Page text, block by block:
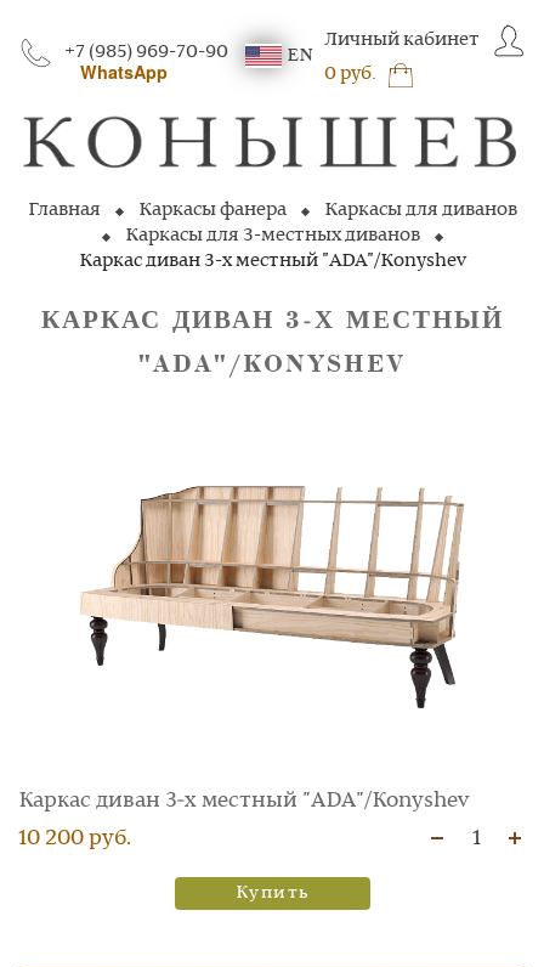
+7 (985) 969-70-90
WhatsApp
EN
Личный кабинет
0 руб.
Главная Каркасы фанера
Каркасы для диванов
Каркасы для 3-местных диванов
Каркас диван 3-х местный "ADA"/Konyshev
КАРКАС ДИВАН 3‑Х МЕСТНЫЙ
"ADA"/KONYSHEV
Каркас диван 3‑х местный "ADA"/Konyshev
10 200 руб.
1
Купить